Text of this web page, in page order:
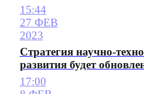
15:44
27 ФЕВ
2023
Стратегия научно-
развития будет
17:00